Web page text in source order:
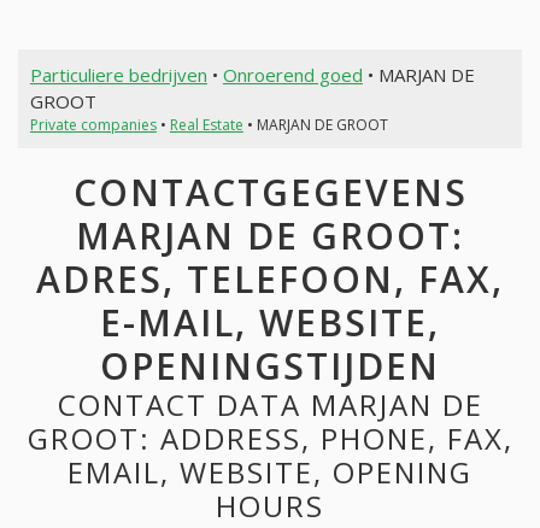
Particuliere bedrijven • Onroerend goed • MARJAN DE
GROOT
Private companies• Real Estate • MARJAN DE GROOT
CONTACTGEGEVENS
MARJAN DE GROOT:
ADRES, TELEFOON, FAX,
E-MAIL, WEBSITE,
OPENINGSTIJDEN
CONTACT DATA MARJAN DE
GROOT: ADDRESS, PHONE, FAX,
EMAIL, WEBSITE, OPENING
HOURS